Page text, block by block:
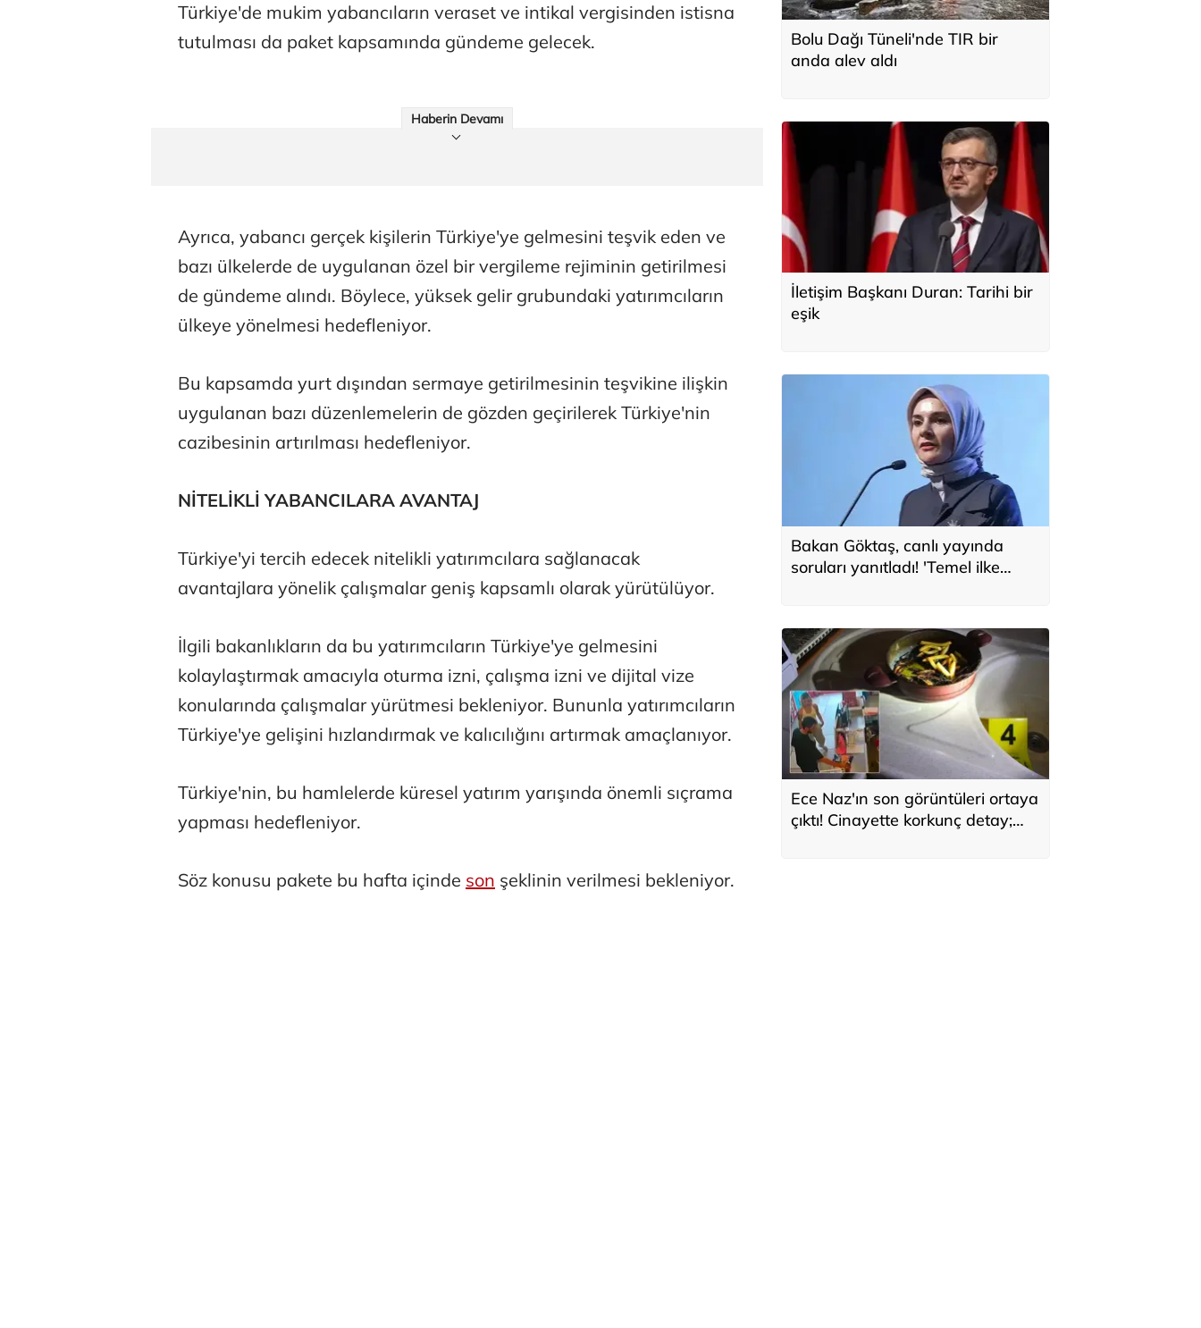
Türkiye'de mukim yabancıların veraset ve intikal vergisinden istisna
tutulması da paket kapsamında gündeme gelecek.
Haberin Devamı
Ayrıca, yabancı gerçek kişilerin Türkiye'ye gelmesini teşvik eden ve
bazı ülkelerde de uygulanan özel bir vergileme rejiminin getirilmesi
de gündeme alındı. Böylece, yüksek gelir grubundaki yatırımcıların
ülkeye yönelmesi hedefleniyor.
Bu kapsamda yurt dışından sermaye getirilmesinin teşvikine ilişkin
uygulanan bazı düzenlemelerin de gözden geçirilerek Türkiye'nin
cazibesinin artırılması hedefleniyor.
NİTELİKLİ YABANCILARA AVANTAJ
Türkiye'yi tercih edecek nitelikli yatırımcılara sağlanacak
avantajlara yönelik çalışmalar geniş kapsamlı olarak yürütülüyor.
İlgili bakanlıkların da bu yatırımcıların Türkiye'ye gelmesini
kolaylaştırmak amacıyla oturma izni, çalışma izni ve dijital vize
konularında çalışmalar yürütmesi bekleniyor. Bununla yatırımcıların
Türkiye'ye gelişini hızlandırmak ve kalıcılığını artırmak amaçlanıyor.
Türkiye'nin, bu hamlelerde küresel yatırım yarışında önemli sıçrama
yapması hedefleniyor.
Söz konusu pakete bu hafta içinde son şeklinin verilmesi bekleniyor.
Bolu Dağı Tüneli'nde TIR bir
anda alev aldı
İletişim Başkanı Duran: Tarihi bir
eşik
Bakan Göktaş, canlı yayında
soruları yanıtladı! 'Temel ilke
Ece Naz'ın son görüntüleri ortaya
çıktı! Cinayette korkunç detay;